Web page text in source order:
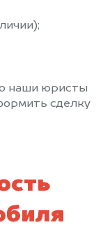
наши юристы
сделку